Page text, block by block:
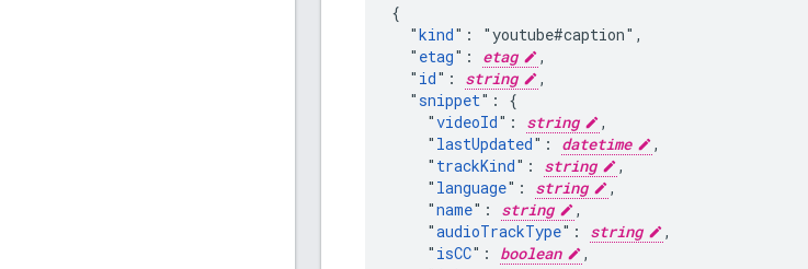
{
  "
kind": "youtube#caption",
  "
etag": etag
,
  "
id": string
,
  "
snippet": {
    "
videoId": string
,
    "
lastUpdated": datetime
,
    "
trackKind": string
,
    "
language": string
,
    "
name": string
,
    "
audioTrackType": string
,
    "
isCC": boolean
,